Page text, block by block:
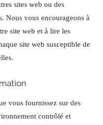
sites web ou des
Nous vous encourageons à
site web et à lire les
site web susceptible de
vous fournissez sur des
contrôlé et